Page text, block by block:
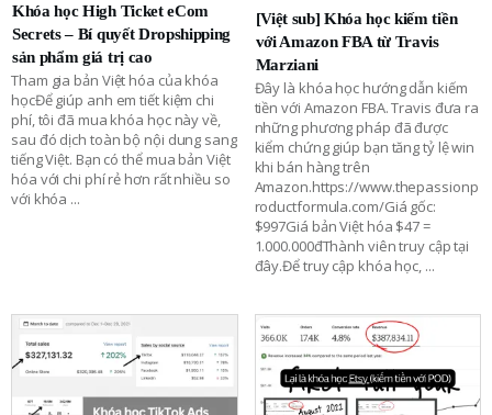
Khóa học High Ticket eCom
Secrets – Bí quyết Dropshipping
sản phẩm giá trị cao
Tham gia bản Việt hóa của khóa
họcĐể giúp anh em tiết kiệm chi
phí, tôi đã mua khóa học này về,
sau đó dịch toàn bộ nội dung sang
tiếng Việt. Bạn có thể mua bản Việt
hóa với chi phí rẻ hơn rất nhiều so
với khóa ...
[Việt sub] Khóa học kiếm tiền
với Amazon FBA từ Travis
Marziani
Đây là khóa học hướng dẫn kiếm
tiền với Amazon FBA. Travis đưa ra
những phương pháp đã được
kiểm chứng giúp bạn tăng tỷ lệ win
khi bán hàng trên
Amazon.https://www.thepassionp
roductformula.com/Giá gốc:
$997Giá bản Việt hóa $47 =
1.000.000đThành viên truy cập tại
đây.Để truy cập khóa học, ...